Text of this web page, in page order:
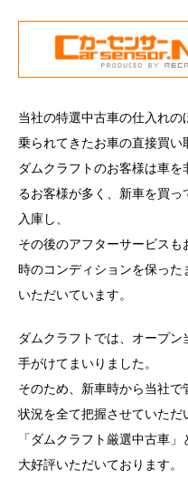
当社の特選中古車の仕入れ
乗られてきたお車の直接買い
ダムクラフトのお客様は車
るお客様が多く、新車を買
入庫し、
その後のアフターサービス
時のコンディションを保っ
いただいています。
ダムクラフトでは、オープ
手がけてまいりました。
そのため、新車時から当社で
状況を全て把握させていただ
「ダムクラフト厳選中古車
大好評いただいております。